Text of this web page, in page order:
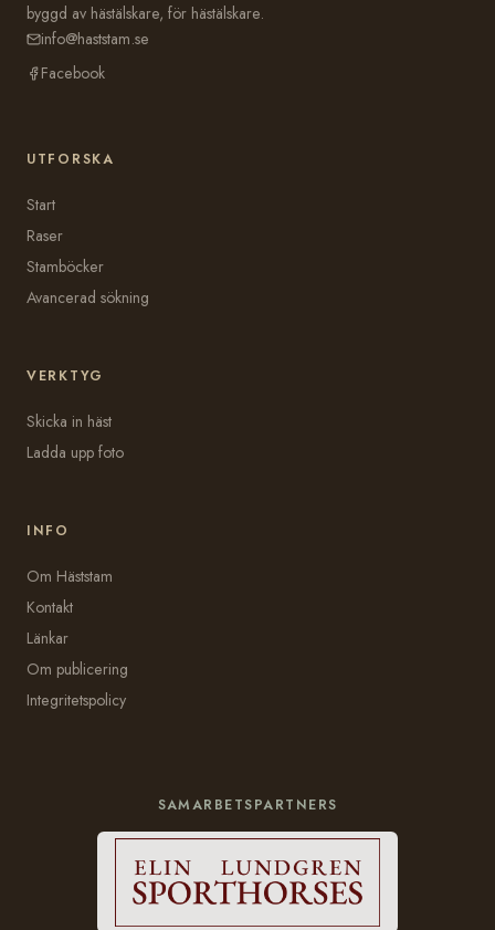
byggd av hästälskare, för hästälskare.
info@haststam.se
Facebook
UTFORSKA
Start
Raser
Stamböcker
Avancerad sökning
VERKTYG
Skicka in häst
Ladda upp foto
INFO
Om Häststam
Kontakt
Länkar
Om publicering
Integritetspolicy
SAMARBETSPARTNERS